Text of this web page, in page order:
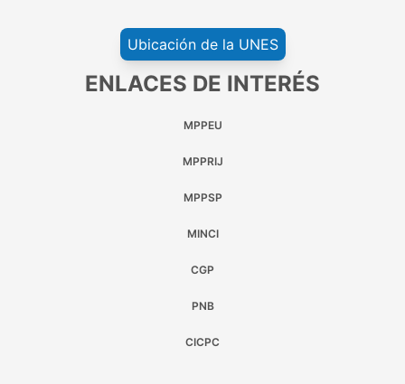
Ubicación de la UNES
ENLACES DE INTERÉS
MPPEU
MPPRIJ
MPPSP
MINCI
CGP
PNB
CICPC